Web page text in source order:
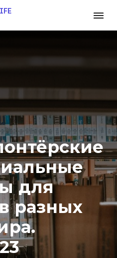
для
разных